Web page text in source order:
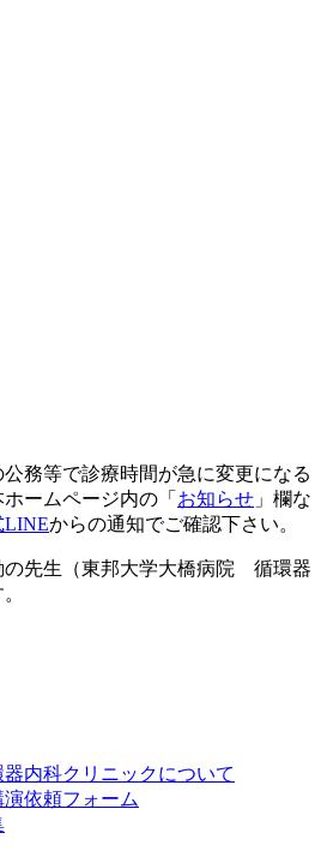
務等で診療時間が急に変更になる
ームページ内の「 お知らせ 」欄な
LINEからの通知でご確認下さい。
の先生（東邦大学大橋病院 循環器
内科クリニックについて
演依頼フォーム